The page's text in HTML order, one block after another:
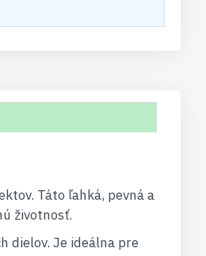
Táto ľahká, pevná a
životnosť.
dielov. Je ideálna pre